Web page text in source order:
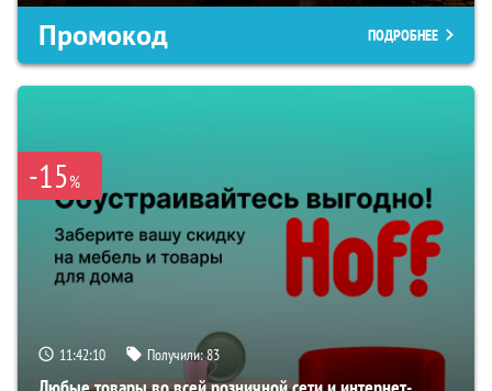
Промокод ПОДРОБНЕЕ
-15%
11:42:09 Получили:83